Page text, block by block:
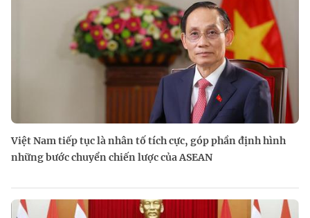
Việt Nam tiếp tục là nhân tố tích cực, góp phần định hình
những bước chuyển chiến lược của ASEAN